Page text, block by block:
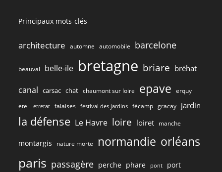
Principaux mots-clés
architecture automne automobile barcelone
beauval belle-ile bretagne briare bréhat
canal carsac chat chaumont sur loire epave erquy
etel etretat falaises festival des jardins fécamp gracay jardin
la défense Le Havre loire loiret manche
montargis nature morte normandie orléans
paris passagère perche phare pont port